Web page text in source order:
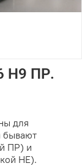
Н9 ПР.
для
бывают
ПР) и
НЕ).